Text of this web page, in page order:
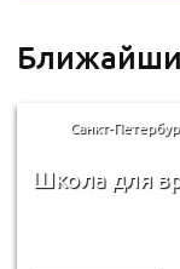
Санкт-
Школа для